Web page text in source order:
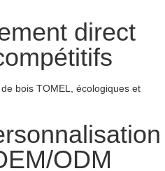
direct
ODM